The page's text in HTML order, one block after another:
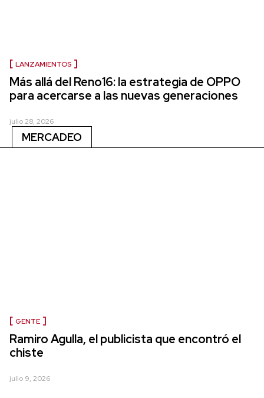
LANZAMIENTOS
Más allá del Reno16: la estrategia de OPPO
para acercarse a las nuevas generaciones
julio 28, 2026
MERCADEO
GENTE
Ramiro Agulla, el publicista que encontró el
chiste
julio 9, 2026